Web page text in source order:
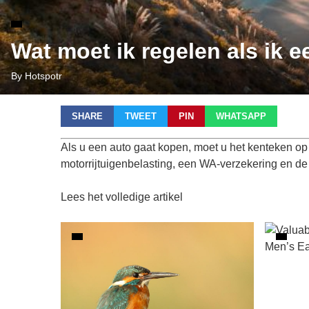
Wat moet ik regelen als ik
By Hotspotr
SHARE TWEET PIN WHATSAPP
Als u een auto gaat kopen, moet u het kenteken
motorrijtuigenbelasting, een WA-verzekering en
Lees het volledige artikel